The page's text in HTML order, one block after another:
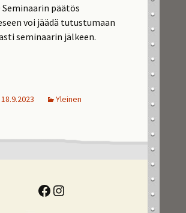
Seminaarin päätös
voi jäädä tutustumaan
seminaarin jälkeen.
18.9.2023 Yleinen
Facebook
Instagram